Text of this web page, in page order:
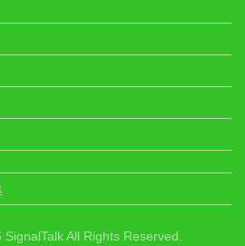
All Rights Reserved.